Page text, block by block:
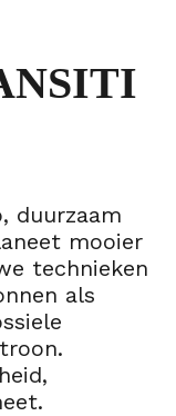
duurzaam
mooier
technieken
als